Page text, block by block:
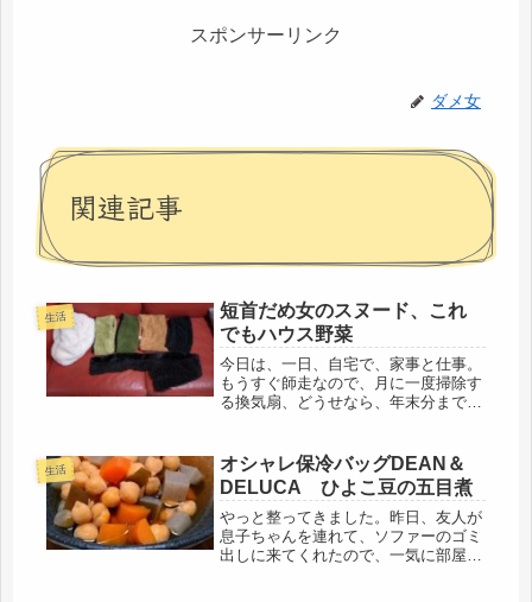
スポンサーリンク
ダメ女
関連記事
生活
短首だめ女のスヌード、これ
でもハウス野菜
今日は、一日、自宅で、家事と仕事。
もうすぐ師走なので、月に一度掃除す
る換気扇、どうせなら、年末分までや
たいです。きっと、壊れる時は、給湯
器や、換気扇、同時に来るようなイヤ
な予...
生活
オシャレ保冷バッグDEAN＆
DELUCA ひよこ豆の五目煮
やっと整ってきました。昨日、友人が
息子ちゃんを連れて、ソファーのゴミ
出しに来てくれたので、一気に部屋ら